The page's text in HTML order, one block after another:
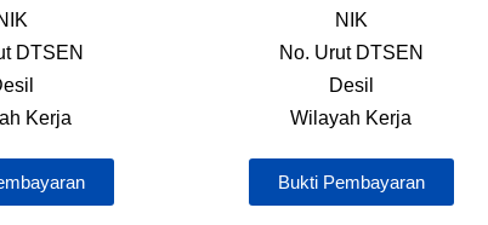
DTSEN
Kerja
NIK
No. Urut DTSEN
Desil
Wilayah Kerja
Bukti Pembayaran